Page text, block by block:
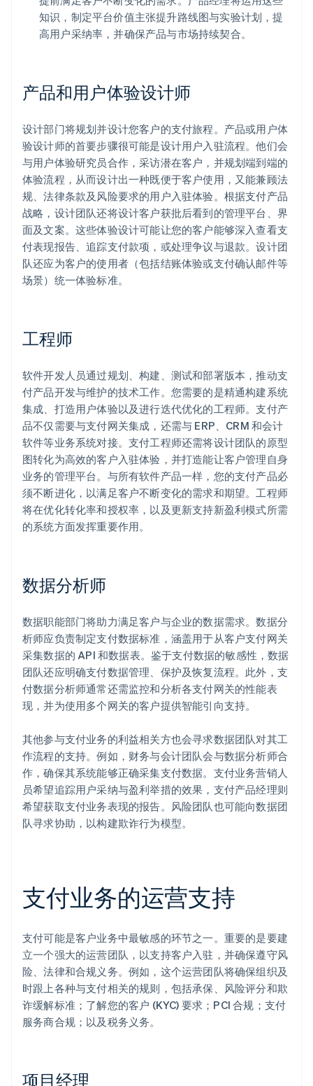
知识，制定平台价值主张提升路线图与实验计划，提
高用户采纳率，并确保产品与市场持续契合。
产品和用户体验设计师
设计部门将规划并设计您客户的支付旅程。产品或用户体
验设计师的首要步骤很可能是设计用户入驻流程。他们会
与用户体验研究员合作，采访潜在客户，并规划端到端的
体验流程，从而设计出一种既便于客户使用，又能兼顾法
规、法律条款及风险要求的用户入驻体验。根据支付产品
战略，设计团队还将设计客户获批后看到的管理平台、界
面及文案。这些体验设计可能让您的客户能够深入查看支
付表现报告、追踪支付款项，或处理争议与退款。设计团
队还应为客户的使用者（包括结账体验或支付确认邮件等
场景）统一体验标准。
工程师
软件开发人员通过规划、构建、测试和部署版本，推动支
付产品开发与维护的技术工作。您需要的是精通构建系统
集成、打造用户体验以及进行迭代优化的工程师。支付产
品不仅需要与支付网关集成，还需与 ERP、CRM 和会计
软件等业务系统对接。支付工程师还需将设计团队的原型
图转化为高效的客户入驻体验，并打造能让客户管理自身
业务的管理平台。与所有软件产品一样，您的支付产品必
须不断进化，以满足客户不断变化的需求和期望。工程师
将在优化转化率和授权率，以及更新支持新盈利模式所需
的系统方面发挥重要作用。
数据分析师
数据职能部门将助力满足客户与企业的数据需求。数据分
析师应负责制定支付数据标准，涵盖用于从客户支付网关
采集数据的 API 和数据表。鉴于支付数据的敏感性，数据
团队还应明确支付数据管理、保护及恢复流程。此外，支
付数据分析师通常还需监控和分析各支付网关的性能表
现，并为使用多个网关的客户提供智能引向支持。
其他参与支付业务的利益相关方也会寻求数据团队对其工
作流程的支持。例如，财务与会计团队会与数据分析师合
作，确保其系统能够正确采集支付数据。支付业务营销人
员希望追踪用户采纳与盈利举措的效果，支付产品经理则
希望获取支付业务表现的报告。风险团队也可能向数据团
队寻求协助，以构建欺诈行为模型。
支付业务的运营支持
支付可能是客户业务中最敏感的环节之一。重要的是要建
立一个强大的运营团队，以支持客户入驻，并确保遵守风
险、法律和合规义务。例如，这个运营团队将确保组织及
时跟上各种与支付相关的规则，包括承保、风险评分和欺
诈缓解标准；了解您的客户 (KYC) 要求；PCI 合规；支付
服务商合规；以及税务义务。
项目经理